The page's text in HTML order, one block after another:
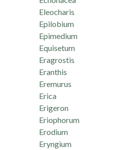
Eleocharis
Epilobium
Epimedium
Equisetum
Eragrostis
Eranthis
Eremurus
Erica
Erigeron
Eriophorum
Erodium
Eryngium